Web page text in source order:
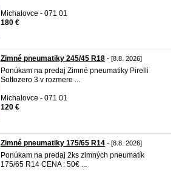
Michalovce - 071 01
180 €
Zimné pneumatiky 245/45 R18 - [8.8. 2026]
Ponúkam na predaj Zimné pneumatiky Pirelli
Sottozero 3 v rozmere ...
Michalovce - 071 01
120 €
Zimné pneumatiky 175/65 R14 - [8.8. 2026]
Ponúkam na predaj 2ks zimných pneumatík
175/65 R14 CENA : 50€ ...